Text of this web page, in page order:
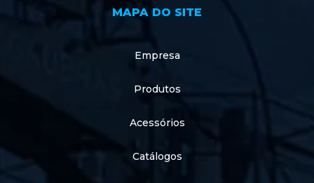
MAPA DO SITE
Empresa
Produtos
Acessórios
Catálogos